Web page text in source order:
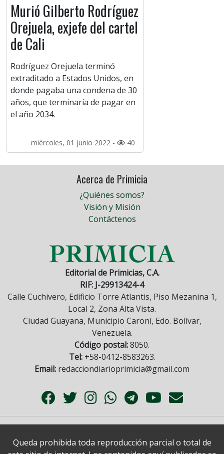
Murió Gilberto Rodríguez
Orejuela, exjefe del cartel
de Cali
Rodríguez Orejuela terminó
extraditado a Estados Unidos, en
donde pagaba una condena de 30
años, que terminaría de pagar en
el año 2034.
miércoles, 01 junio 2022 - 40
Acerca de Primicia
¿Quiénes somos?
Visión y Misión
Contáctenos
Editorial de Primicias, C.A.
RIF: J-29913424-4
Calle Cuchivero, Edificio Torre Atlantis, Piso Mezanina 1,
Local 2, Zona Alta Vista.
Ciudad Guayana, Municipio Caroní, Edo. Bolívar,
Venezuela.
Código postal:8050.
Tel:+58-0412-8583263.
Email: redacciondiarioprimicia@gmail.com
Queda prohibida toda reproducción parcial o total de